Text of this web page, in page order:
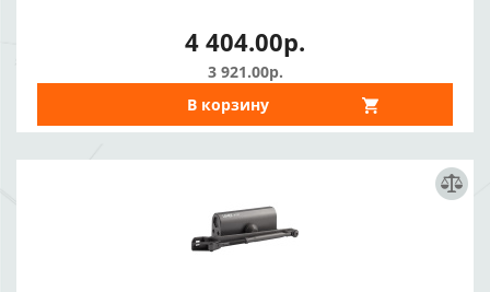
4 404.00р.
3 921.00р.
В корзину